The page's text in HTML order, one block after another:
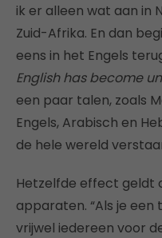
ik er alleen wat aan in
Zuid-Afrika. En dan
eens in het Engels
English has become
een paar talen, zoals
Engels, Arabisch en
de hele wereld
Hetzelfde effect geldt
apparaten. “Als je
vrijwel iedereen voor